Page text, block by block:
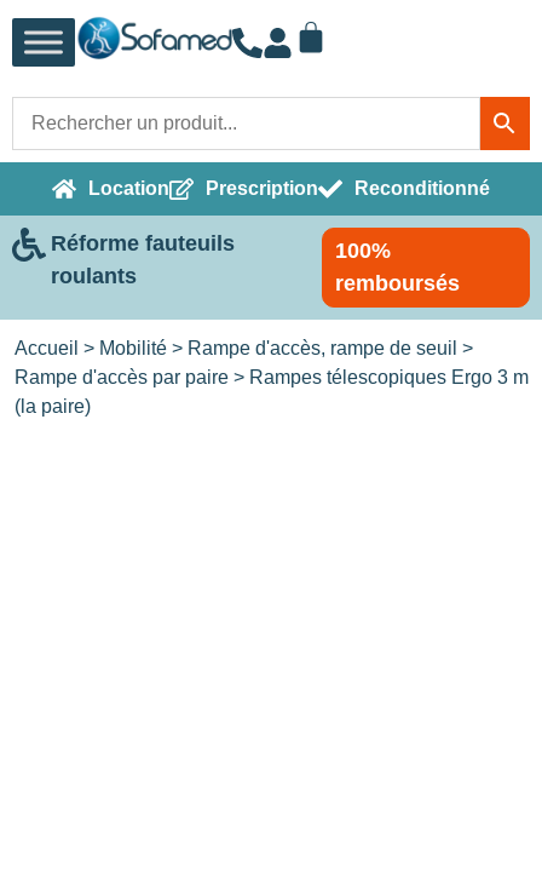
Location Prescription Reconditionné
Réforme fauteuils
roulants
100%
remboursés
Accueil > Mobilité > Rampe d'accès, rampe de seuil >
Rampe d'accès par paire > Rampes télescopiques Ergo 3 m
(la paire)